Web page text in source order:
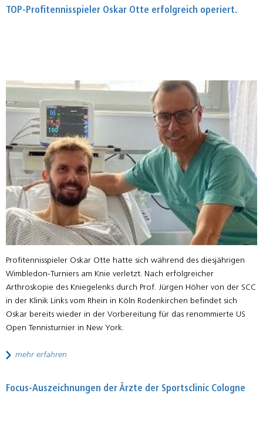
TOP-Profitennisspieler Oskar Otte erfolgreich operiert.
Profitennisspieler Oskar Otte hatte sich während des diesjährigen
Wimbledon-Turniers am Knie verletzt. Nach erfolgreicher
Arthroskopie des Kniegelenks durch Prof. Jürgen Höher von der SCC
in der Klinik Links vom Rhein in Köln Rodenkirchen befindet sich
Oskar bereits wieder in der Vorbereitung für das renommierte US
Open Tennisturnier in New York.
mehr erfahren
Focus-Auszeichnungen der Ärzte der Sportsclinic Cologne